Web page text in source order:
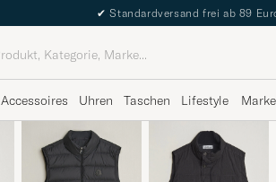
✔ Standardversand frei ab 89
Accessoires Uhren Taschen Lifestyle